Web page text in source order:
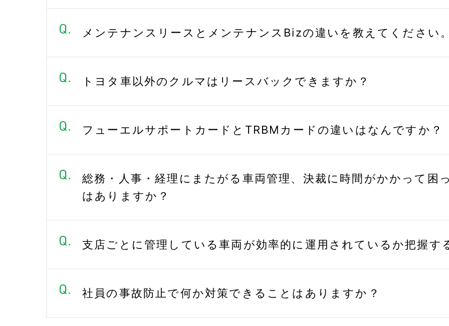
メンテナンスリースとメンテナンスBizの違いを教えてください
トヨタ車以外のクルマはリースバックできますか？
フューエルサポートカードとTRBMカードの違いはなんですか？
総務・人事・経理にまたがる車両管理、決裁に時間がかかって困
はありますか？
支店ごとに管理している車両が効率的に運用されているか把握す
社員の事故防止で何か対策できることはありますか？